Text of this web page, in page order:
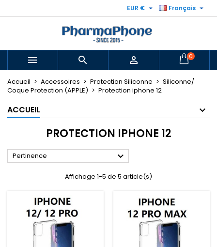
Français 
EUR € 
   0
Accueil Accessoires Protection Siliconne
Siliconne/
Coque Protection (APPLE)
Protection iphone 12
ACCUEIL
PROTECTION IPHONE 12
Pertinence 
Affichage 1-5 de 5 article(s)